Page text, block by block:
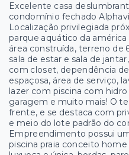
Excelente casa
condomínio fechado
Localização privilegiada
parque aquático da
área construída, terreno de
sala de estar e sala de
com closet, dependência
espaçosa, área de serviço,
lazer com piscina com
garagem e muito mais! O
frente, e se destaca com
e meio do lote padrão do
Empreendimento possui
piscina praia conceito